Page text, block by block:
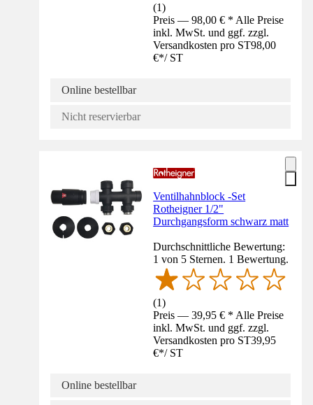
(1)
Preis — 98,00 € * Alle Preise
inkl. MwSt. und ggf. zzgl.
Versandkosten pro ST98,00
€*/ ST
Online bestellbar
Nicht reservierbar
Ventilhahnblock -Set
Rotheigner 1/2"
Durchgangsform schwarz matt
Durchschnittliche Bewertung:
1 von 5 Sternen. 1 Bewertung.
(1)
Preis — 39,95 € * Alle Preise
inkl. MwSt. und ggf. zzgl.
Versandkosten pro ST39,95
€*/ ST
Online bestellbar